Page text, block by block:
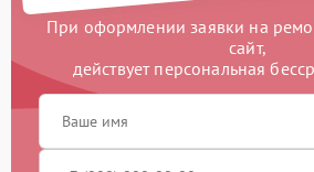
При оформлении заявки на
сайт,
действует персональная